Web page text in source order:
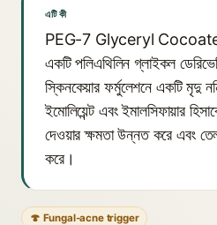
এটি কী
PEG-7 Glyceryl Cocoate
একটি পলিএথিলিন গ্লাইকল
স্কিনকেয়ার ফর্মুলেশনে একটি মৃদু
ইমোলিয়েন্ট এবং ইমালসিফায়ার
দেওয়ার ক্ষমতা উন্নত করে এবং
করে।
🍄 Fungal-acne trigger